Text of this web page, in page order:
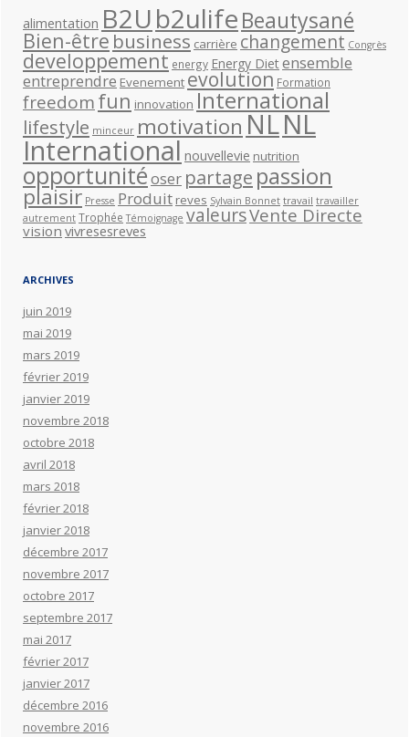
alimentation B2Ub2ulifeBeautysané
Bien-êtrebusiness carrière changement Congrès
developpement energy Energy Dietensemble
entreprendre Evenement evolution Formation
freedomfun innovation International
lifestyle minceur motivationNLNL
International nouvellevie nutrition
opportunitéoser partage passion
plaisir Presse Produit reves Sylvain Bonnet travail travailler
autrement Trophée Témoignage valeursVente Directe
vision vivresesreves
ARCHIVES
juin 2019
mai 2019
mars 2019
février 2019
janvier 2019
novembre 2018
octobre 2018
avril 2018
mars 2018
février 2018
janvier 2018
décembre 2017
novembre 2017
octobre 2017
septembre 2017
mai 2017
février 2017
janvier 2017
décembre 2016
novembre 2016